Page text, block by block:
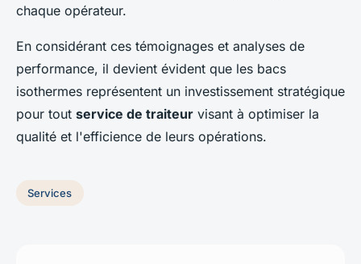
chaque opérateur.
En considérant ces témoignages et analyses de
performance, il devient évident que les bacs
isothermes représentent un investissement stratégique
pour tout service de traiteur visant à optimiser la
qualité et l'efficience de leurs opérations.
Services